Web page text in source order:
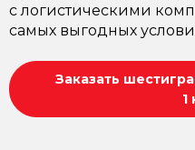
с логистическими
самых выгодных
Заказать
1